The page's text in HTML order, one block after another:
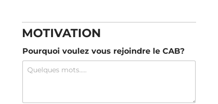
MOTIVATION
Pourquoi voulez vous rejoindre le CAB?